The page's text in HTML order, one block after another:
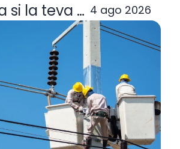
si la teva 4 ago 2026